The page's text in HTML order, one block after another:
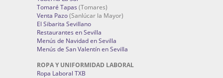
Tomaré Tapas (Tomares)
Venta Pazo(Sanlúcar la Mayor)
El Sibarita Sevillano
Restaurantes en Sevilla
Menús de Navidad en Sevilla
Menús de San Valentín en Sevilla
ROPA Y UNIFORMIDAD LABORAL
Ropa Laboral TXB